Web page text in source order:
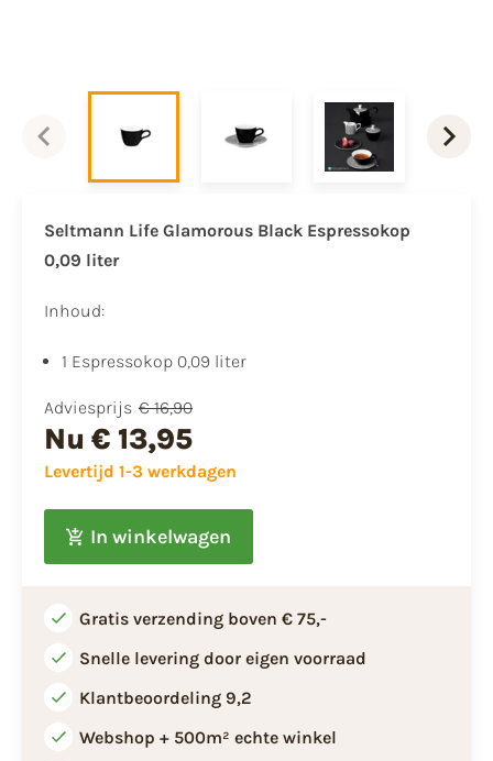
Seltmann Life Glamorous Black Espressokop
0,09 liter
Inhoud:
1 Espressokop 0,09 liter
Adviesprijs € 16,90
Nu € 13,95
Levertijd 1-3 werkdagen
In winkelwagen
Gratis verzending boven € 75,-
Snelle levering door eigen voorraad
Klantbeoordeling 9,2
Webshop + 500m² echte winkel